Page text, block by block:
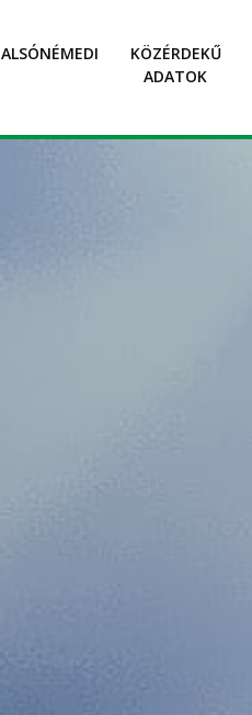
ALSÓNÉMEDI
KÖZÉRDEKŰ
ADATOK